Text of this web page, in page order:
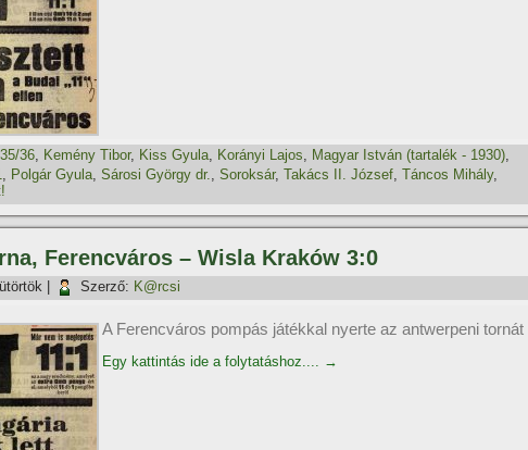
36, Kemény Tibor, Kiss Gyula, Korányi Lajos, Magyar István (tartalék - 1930),
, Polgár Gyula, Sárosi György dr., Soroksár, Takács II. József, Táncos Mihály,
Ferencváros – Wisla Kraków 3:0
Szerző: K@rcsi
A Ferencváros pompás játékkal nyerte az antwerpeni tornát
Egy kattintás ide a folytatáshoz.... →